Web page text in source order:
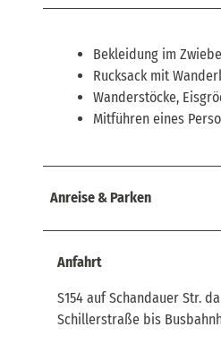
Bekleidung im
Rucksack mit
Wanderstöcke,
Mitführen eines
Anreise & Parken
Anfahrt
S154 auf Schandauer Str.
Schillerstraße bis